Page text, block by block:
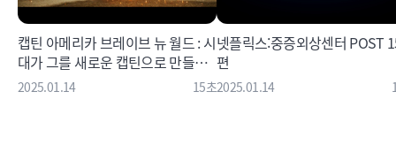
캡틴 아메리카 브레이브 뉴 월드 : 시
대가 그를 새로운 캡틴으로 만들었
다15초편
2025.01.14 15초
넷플릭스:중증외상센터 POST
편
2025.01.14